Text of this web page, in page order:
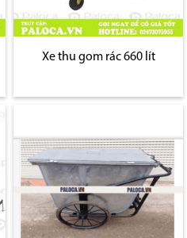
Xe thu gom rác 660 lít